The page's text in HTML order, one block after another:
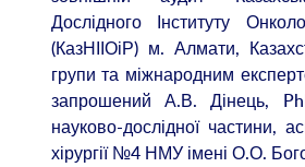
Дослідного Інституту
(КазНІІОіР) м. Алмати,
групи та міжнародним
запрошений А.В. Дінець,
науково-дослідної частини,
хірургії №4 НМУ імені О.О.